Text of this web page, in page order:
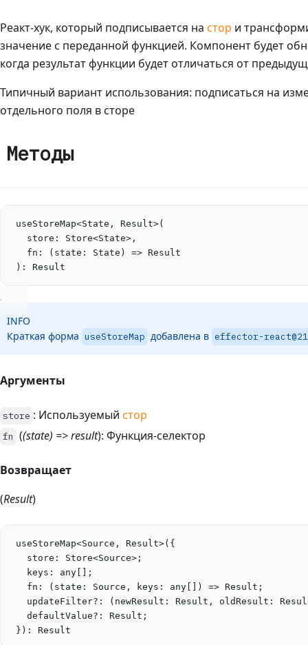
Реакт-хук, который подписывается на стор и
значение с переданной функцией. Компонент будет
когда результат функции будет отличаться от
Типичный вариант использования: подписаться на
отдельного поля в сторе
Методы
useStoreMap<State , Result>(
store : Store<State>,
fn : ( state : State ) =>
Result
): Result
INFO
Краткая форма useStoreMap добавлена в effector-
Аргументы
store : Используемый стор
fn ((state) => result): Функция-селектор
Возвращает
(Result)
useStoreMap<Source , Result>({
store: Store<Source>;
keys : any[];
fn : ( state : Source , keys : any[]) => Result ;
updateFilter?: ( newResult : Result , oldResult :
defaultValue?: Result ;
}): Result